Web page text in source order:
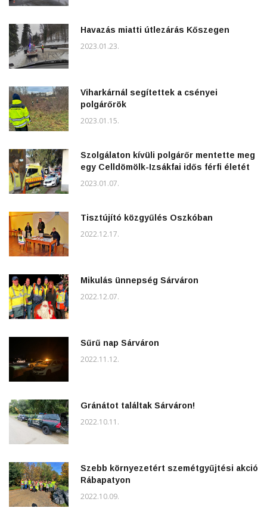
Havazás miatti útlezárás Kőszegen
2023.01.23.
Viharkárnál segítettek a csényei
polgárőrök
2023.01.15.
Szolgálaton kívüli polgárőr mentette meg
egy Celldömölk-Izsákfai idős férfi életét
2023.01.07.
Tisztújító közgyűlés Oszkóban
2022.12.17.
Mikulás ünnepség Sárváron
2022.12.07.
Sűrű nap Sárváron
2022.11.12.
Gránátot találtak Sárváron!
2022.10.11.
Szebb környezetért szemétgyűjtési akció
Rábapatyon
2022.10.09.